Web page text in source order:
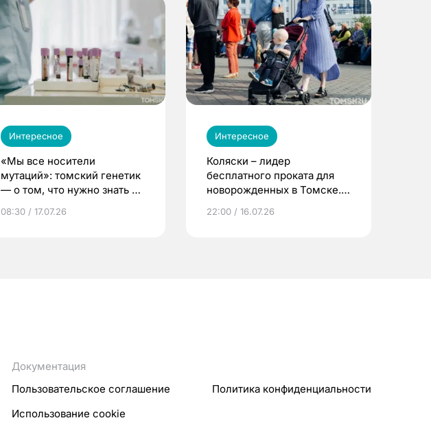
Интересное
«Мы все носители
мутаций»: томский генетик
— о том, что нужно знать до
08:30 / 17.07.26
Интересное
Коляски – лидер
бесплатного проката для
новорожденных в Томске.
22:00 / 16.07.26
Документация
Пользовательское соглашение
Политика конфиденциальности
Использование cookie